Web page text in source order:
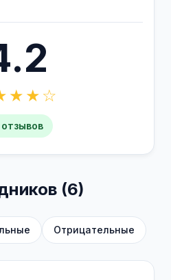
(6)
Отрицательные